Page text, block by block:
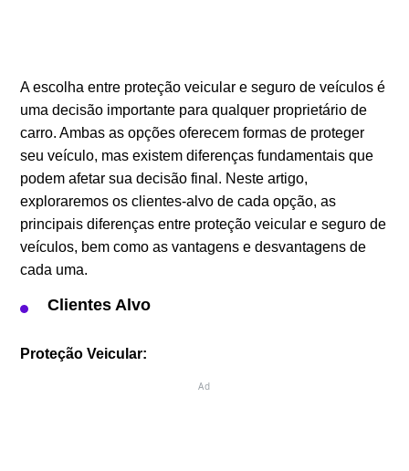
A escolha entre proteção veicular e seguro de veículos é
uma decisão importante para qualquer proprietário de
carro. Ambas as opções oferecem formas de proteger
seu veículo, mas existem diferenças fundamentais que
podem afetar sua decisão final. Neste artigo,
exploraremos os clientes-alvo de cada opção, as
principais diferenças entre proteção veicular e seguro de
veículos, bem como as vantagens e desvantagens de
cada uma.
Clientes Alvo
Proteção Veicular:
Ad